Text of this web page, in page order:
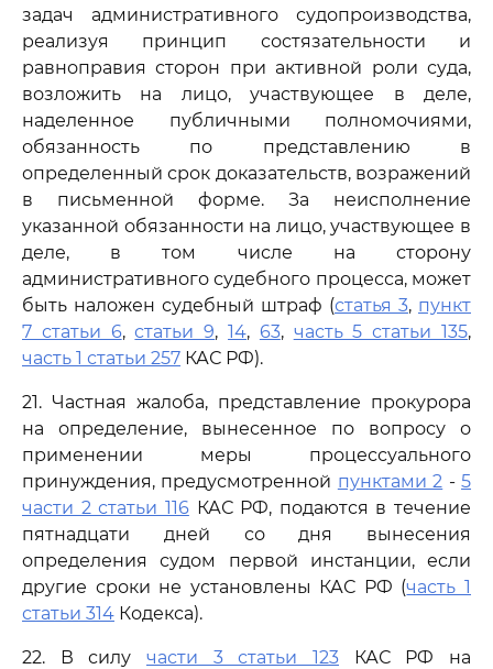
задач административного судопроизводства,
реализуя принцип состязательности и
равноправия сторон при активной роли суда,
возложить на лицо, участвующее в деле,
наделенное публичными полномочиями,
обязанность по представлению в
определенный срок доказательств, возражений
в письменной форме. За неисполнение
указанной обязанности на лицо, участвующее в
деле, в том числе на сторону
административного судебного процесса, может
быть наложен судебный штраф (статья 3, пункт
7 статьи 6,статьи 9,14, 63, часть 5 статьи 135,
часть 1 статьи 257 КАС РФ).
21. Частная жалоба, представление прокурора
на определение, вынесенное по вопросу о
применении меры процессуального
принуждения, предусмотренной пунктами 2 -5
части 2 статьи 116КАС РФ, подаются в течение
пятнадцати дней со дня вынесения
определения судом первой инстанции, если
другие сроки не установлены КАС РФ (часть 1
статьи 314 Кодекса).
22. В силу части 3 статьи 123 КАС РФ на